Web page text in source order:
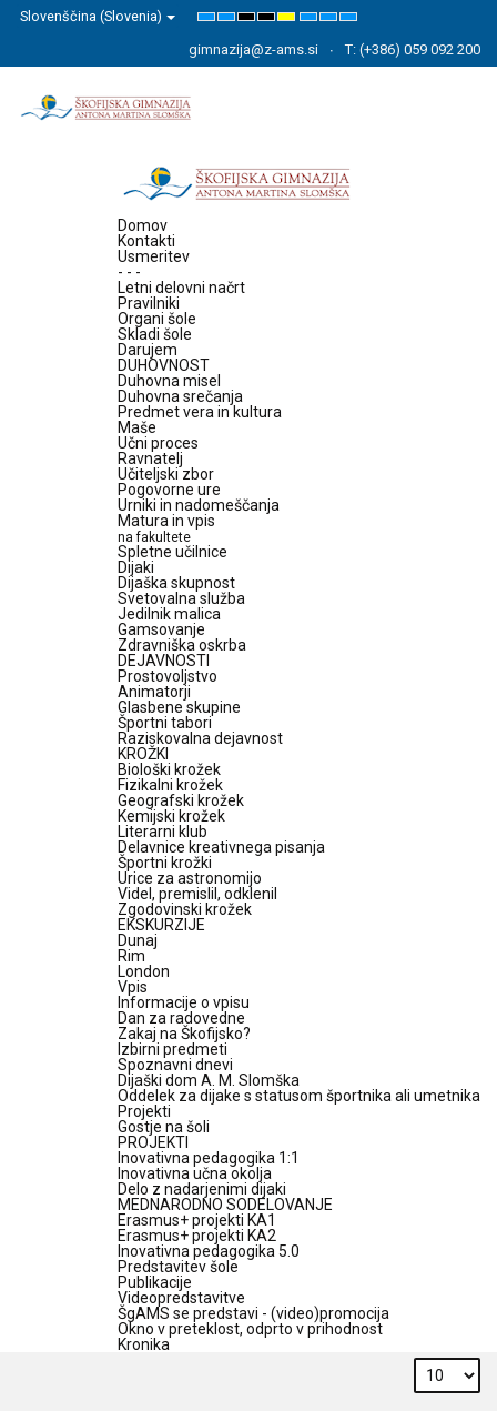
Slovenščina (Slovenia)
Default
NightHigh
Black
White
High
Black
High
Yellow
Set
Font
Set
Font
Set
Font
gimnazija@z-ams.si T: (+386) 059 092 200
Domov
Kontakti
Usmeritev
- - -
Letni delovni načrt
Pravilniki
Organi šole
Skladi šole
Darujem
DUHOVNOST
Duhovna misel
Duhovna srečanja
Predmet vera in kultura
Maše
Učni proces
Ravnatelj
Učiteljski zbor
Pogovorne ure
Urniki in nadomeščanja
Matura in vpis
na fakultete
Spletne učilnice
Dijaki
Dijaška skupnost
Svetovalna služba
Jedilnik malica
Gamsovanje
Zdravniška oskrba
DEJAVNOSTI
Prostovoljstvo
Animatorji
Glasbene skupine
Športni tabori
Raziskovalna dejavnost
KROŽKI
Biološki krožek
Fizikalni krožek
Geografski krožek
Kemijski krožek
Literarni klub
Delavnice kreativnega pisanja
Športni krožki
Urice za astronomijo
Videl, premislil, odklenil
Zgodovinski krožek
EKSKURZIJE
Dunaj
Rim
London
Vpis
Informacije o vpisu
Dan za radovedne
Zakaj na Škofijsko?
Izbirni predmeti
Spoznavni dnevi
Dijaški dom A. M. Slomška
Oddelek za dijake s statusom športnika ali umetnika
Projekti
Gostje na šoli
PROJEKTI
Inovativna pedagogika 1:1
Inovativna učna okolja
Delo z nadarjenimi dijaki
MEDNARODNO SODELOVANJE
Erasmus+ projekti KA1
Erasmus+ projekti KA2
Inovativna pedagogika 5.0
Predstavitev šole
Publikacije
Videopredstavitve
ŠgAMS se predstavi - (video)promocija
Okno v preteklost, odprto v prihodnost
Kronika